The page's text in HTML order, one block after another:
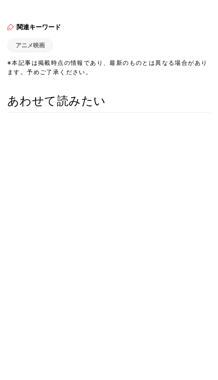
関連キーワード
アニメ映画
※本記事は掲載時点の情報であり、最新のものとは異なる場合があり
ます。予めご了承ください。
あわせて読みたい